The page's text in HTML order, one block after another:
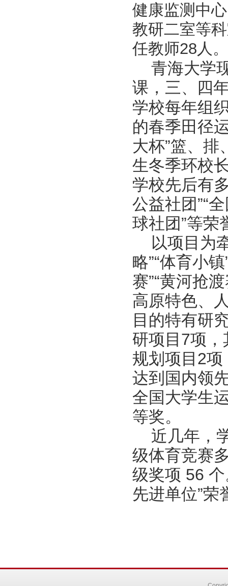
健康监测中
教研二室等
任教师28
青海大学
课，三、
四
学校每年组
的春季田径
大杯”篮、
生冬季环校
学校先后有
公益社团”“
球社团”等荣
以项目为
略”“体育小
赛”“黄河抢
高原特色、
目的特有研
研项目7项
规划项目2项
达到国内领
全国大学生
等奖。
近几年，
级体育竞赛
级奖项 56
先进单位”荣